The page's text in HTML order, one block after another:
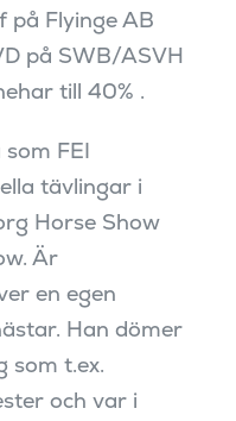
på Flyinge AB
på SWB/ASVH
till 40% .
FEI
tävlingar i
Horse Show
Är
en egen
Han dömer
som t.ex.
och var i